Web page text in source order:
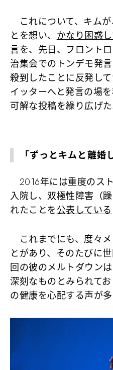
これについて、キム
とを想い、かなり困惑
言を、先日、フロント
治集会でのトンデモ発
殺到したことに反発し
イッターへと発言の場
可解な投稿を繰り広げた
「ずっとキムと離婚
2016年には重度のス
入院し、双極性障害（
れたことを公表している
これまでにも、度々
とがあり、そのたびに
回の彼のメルトダウン
深刻なものとみられて
の健康を心配する声が